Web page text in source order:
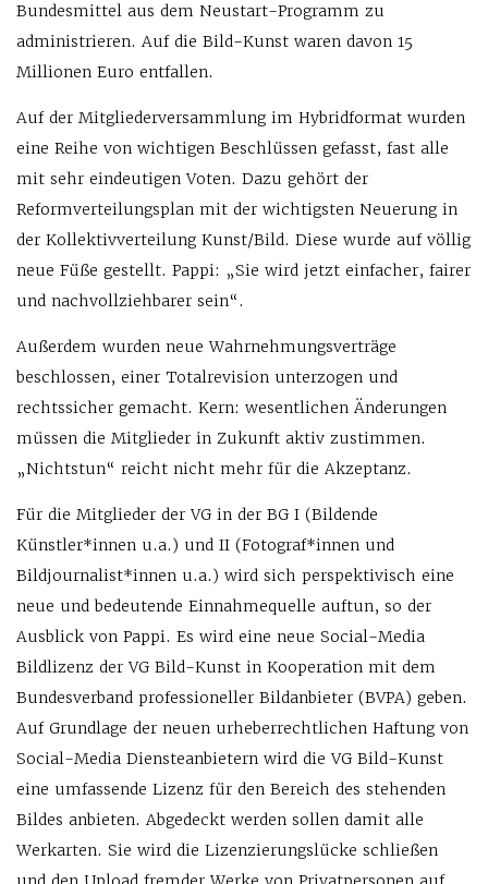
Bundesmittel aus dem Neustart-Programm zu
administrieren. Auf die Bild-Kunst waren davon 15
Millionen Euro entfallen.
Auf der Mitgliederversammlung im Hybridformat wurden
eine Reihe von wichtigen Beschlüssen gefasst, fast alle
mit sehr eindeutigen Voten. Dazu gehört der
Reformverteilungsplan mit der wichtigsten Neuerung in
der Kollektivverteilung Kunst/Bild. Diese wurde auf völlig
neue Füße gestellt. Pappi: „Sie wird jetzt einfacher, fairer
und nachvollziehbarer sein“.
Außerdem wurden neue Wahrnehmungsverträge
beschlossen, einer Totalrevision unterzogen und
rechtssicher gemacht. Kern: wesentlichen Änderungen
müssen die Mitglieder in Zukunft aktiv zustimmen.
„Nichtstun“ reicht nicht mehr für die Akzeptanz.
Für die Mitglieder der VG in der BG I (Bildende
Künstler*innen u.a.) und II (Fotograf*innen und
Bildjournalist*innen u.a.) wird sich perspektivisch eine
neue und bedeutende Einnahmequelle auftun, so der
Ausblick von Pappi. Es wird eine neue Social-Media
Bildlizenz der VG Bild-Kunst in Kooperation mit dem
Bundesverband professioneller Bildanbieter (BVPA) geben.
Auf Grundlage der neuen urheberrechtlichen Haftung von
Social-Media Diensteanbietern wird die VG Bild-Kunst
eine umfassende Lizenz für den Bereich des stehenden
Bildes anbieten. Abgedeckt werden sollen damit alle
Werkarten. Sie wird die Lizenzierungslücke schließen